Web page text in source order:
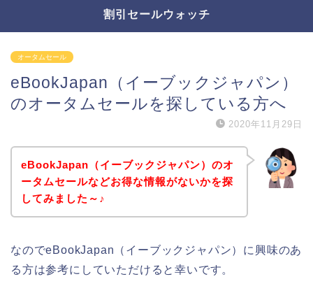
割引セールウォッチ
オータムセール
eBookJapan（イーブックジャパン）
のオータムセールを探している方へ
2020年11月29日
eBookJapan（イーブックジャパン）のオ
ータムセールなどお得な情報がないかを探
してみました～♪
なのでeBookJapan（イーブックジャパン）に興味のあ
る方は参考にしていただけると幸いです。